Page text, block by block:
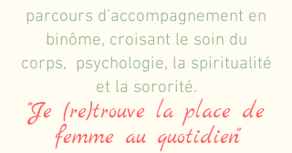
parcours d'accompagnement en
binôme, croisant le soin du
corps, psychologie, la spiritualité
et la sororité.
"Je (re)trouve la place de
femme au quotidien"